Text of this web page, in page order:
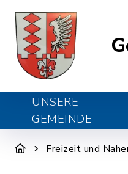
UNSERE
GEMEINDE
Freizeit und